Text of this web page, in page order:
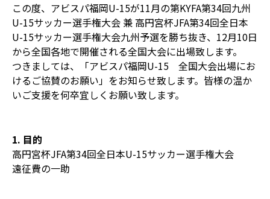
この度、アビスパ福岡U-15が11月の第KYFA第34回九州
U-15サッカー選手権大会 兼 高円宮杯JFA第34回全日本
U-15サッカー選手権大会九州予選を勝ち抜き、12月10日
から全国各地で開催される全国大会に出場致します。
つきましては、「アビスパ福岡U-15 全国大会出場にお
けるご協賛のお願い」をお知らせ致します。皆様の温か
いご支援を何卒宜しくお願い致します。
1. 目的
高円宮杯JFA第34回全日本U-15サッカー選手権大会
遠征費の一助